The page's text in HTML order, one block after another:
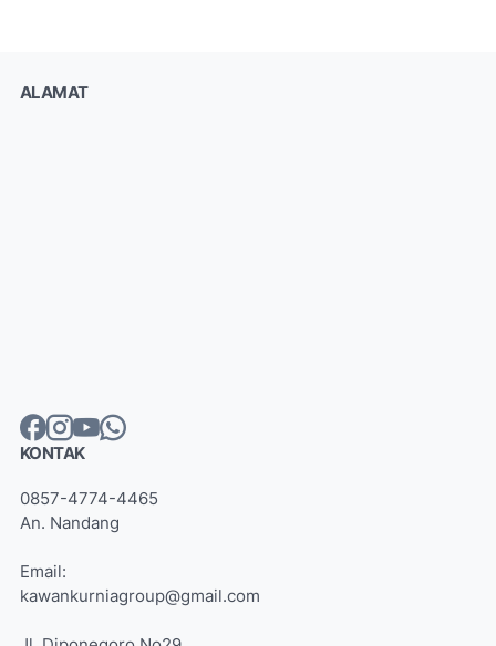
ALAMAT
KONTAK
0857-4774-4465
An. Nandang
Email:
kawankurniagroup@gmail.com